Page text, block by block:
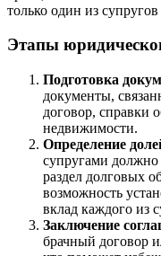
только один из
Этапы
Подготовка
документы,
договор, справки
недвижимости.
Определение
супругами должно
раздел долговых
возможность
вклад каждого из
Заключение
брачный договор